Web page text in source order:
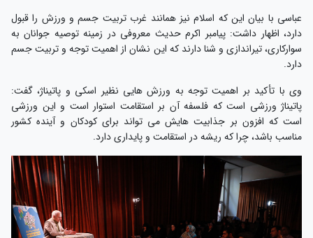
عباسی با بیان این که اسلام نیز همانند غرب تربیت جسم و ورزش را قبول
دارد، اظهار داشت: پیامبر اکرم حدیث معروفی در زمینه توصیه جوانان به
سوارکاری، تیراندازی و شنا دارند که این نشان از اهمیت توجه و تربیت جسم
دارد.
وی با تأکید بر اهمیت توجه به ورزش هایی نظیر اسکی و پاتیناژ، گفت:
پاتیناژ ورزشی است که فلسفه آن بر استقامت استوار است و این ورزشی
است که افزون بر جذابیت هایش می تواند برای کودکان و آینده کشور
مناسب باشد، چرا که ریشه در استقامت و پایداری دارد.